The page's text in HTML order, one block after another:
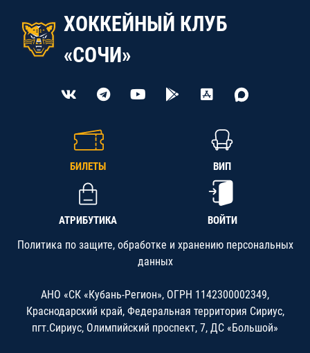
ХОККЕЙНЫЙ КЛУБ
«СОЧИ»
БИЛЕТЫ ВИП
АТРИБУТИКА ВОЙТИ
Политика по защите, обработке и хранению персональных
данных
АНО «СК «Кубань-Регион», ОГРН 1142300002349,
Краснодарский край, Федеральная территория Сириус,
пгт.Сириус, Олимпийский проспект, 7, ДС «Большой»